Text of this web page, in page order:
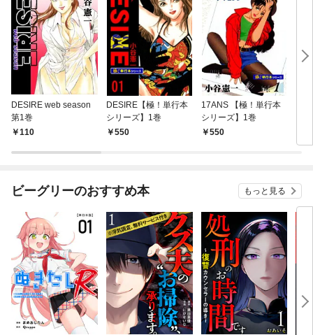
DESIRE web season
第1巻
110
DESIRE【極！単行本
シリーズ】1巻
550
17ANS 【極！単行本
シリーズ】1巻
550
ビーグリーのおすすめ本 もっと見る